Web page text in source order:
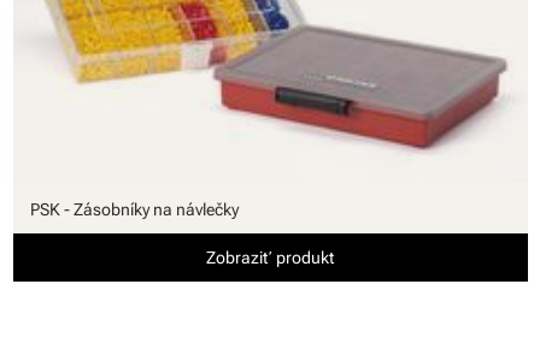
PSK - Zásobníky na návlečky
Zobraziť produkt